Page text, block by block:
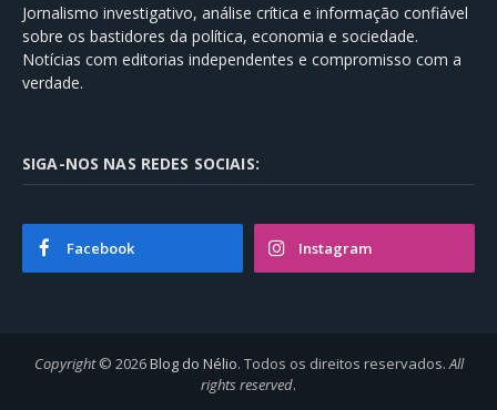
Jornalismo investigativo, análise crítica e informação confiável
sobre os bastidores da política, economia e sociedade.
Notícias com editorias independentes e compromisso com a
verdade.
SIGA-NOS NAS REDES SOCIAIS:
Facebook Instagram
Copyright© 2026Blog do Nélio. Todos os direitos reservados.All
rights reserved.